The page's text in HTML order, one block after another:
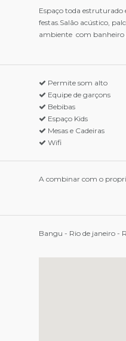
Espaço toda
festas.Salão acústico,
ambiente com banheiro
Permite som alto
Equipe de garçons
Bebibas
Espaço Kids
Mesas e Cadeiras
Wifi
A combinar com o
Bangu - Rio de janeiro -